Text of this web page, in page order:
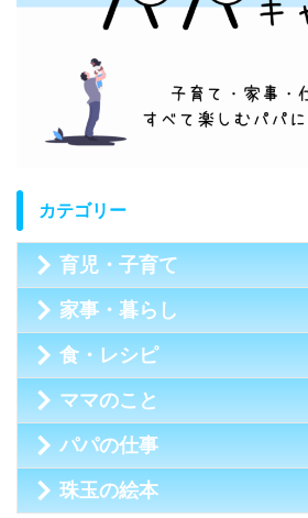
カテゴリー
育児・子育て
家事・暮らし
食・レシピ
ママのこと
パパの仕事
珠玉の絵本